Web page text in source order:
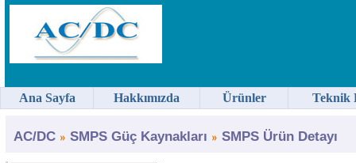
AC/DC SMPS Güç Kaynakları SMPS Ürün Detayı
Ana Sayfa Hakkımızda Ürünler Teknik